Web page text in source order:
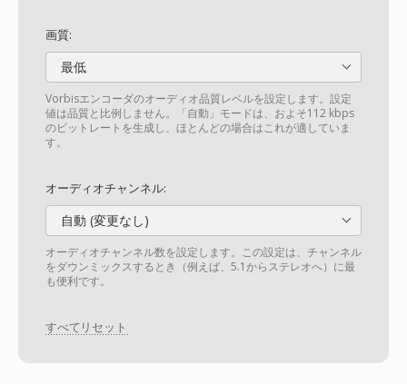
画質:
最低
Vorbisエンコーダのオーディオ品質レベルを設定します。設定
値は品質と比例しません。「自動」モードは、およそ112 kbps
のビットレートを生成し、ほとんどの場合はこれが適していま
す。
オーディオチャンネル:
自動 (変更なし)
オーディオチャンネル数を設定します。この設定は、チャンネル
をダウンミックスするとき（例えば、5.1からステレオへ）に最
も便利です。
すべてリセット